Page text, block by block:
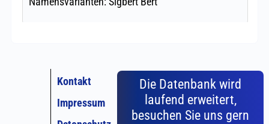
Kontakt
Impressum
Die Datenbank wird
laufend erweitert,
besuchen Sie uns gern